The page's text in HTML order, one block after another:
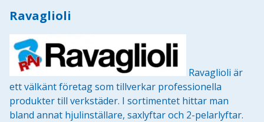
Ravaglioli
Ravaglioli är
ett välkänt företag som tillverkar professionella
produkter till verkstäder. I sortimentet hittar man
bland annat hjulinställare, saxlyftar och 2-pelarlyftar.